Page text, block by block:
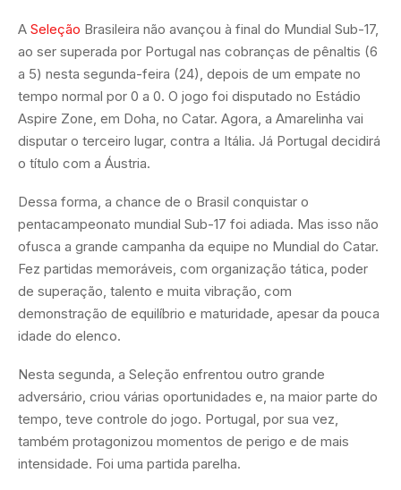
A Seleção Brasileira não avançou à final do Mundial Sub-17,
ao ser superada por Portugal nas cobranças de pênaltis (6
a 5) nesta segunda-feira (24), depois de um empate no
tempo normal por 0 a 0. O jogo foi disputado no Estádio
Aspire Zone, em Doha, no Catar. Agora, a Amarelinha vai
disputar o terceiro lugar, contra a Itália. Já Portugal decidirá
o título com a Áustria.
Dessa forma, a chance de o Brasil conquistar o
pentacampeonato mundial Sub-17 foi adiada. Mas isso não
ofusca a grande campanha da equipe no Mundial do Catar.
Fez partidas memoráveis, com organização tática, poder
de superação, talento e muita vibração, com
demonstração de equilíbrio e maturidade, apesar da pouca
idade do elenco.
Nesta segunda, a Seleção enfrentou outro grande
adversário, criou várias oportunidades e, na maior parte do
tempo, teve controle do jogo. Portugal, por sua vez,
também protagonizou momentos de perigo e de mais
intensidade. Foi uma partida parelha.